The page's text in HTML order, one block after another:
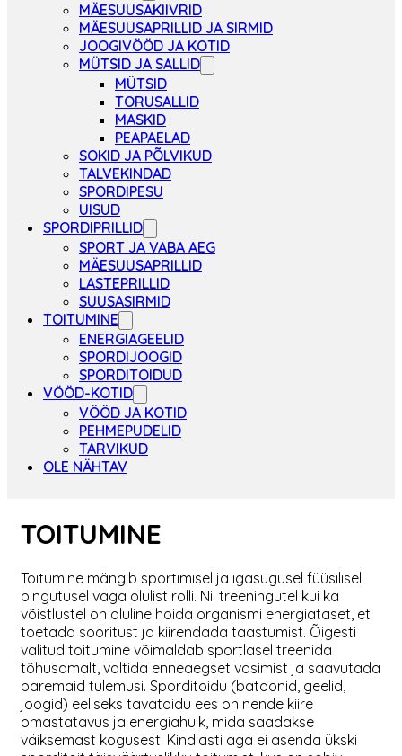
MÄESUUSAKIIVRID
MÄESUUSAPRILLID JA SIRMID
JOOGIVÖÖD JA KOTID
MÜTSID JA SALLID
MÜTSID
TORUSALLID
MASKID
PEAPAELAD
SOKID JA PÕLVIKUD
TALVEKINDAD
SPORDIPESU
UISUD
SPORDIPRILLID
SPORT JA VABA AEG
MÄESUUSAPRILLID
LASTEPRILLID
SUUSASIRMID
TOITUMINE
ENERGIAGEELID
SPORDIJOOGID
SPORDITOIDUD
VÖÖD-KOTID
VÖÖD JA KOTID
PEHMEPUDELID
TARVIKUD
OLE NÄHTAV
TOITUMINE
Toitumine mängib sportimisel ja igasugusel füüsilisel
pingutusel väga olulist rolli. Nii treeningutel kui ka
võistlustel on oluline hoida organismi energiataset, et
toetada sooritust ja kiirendada taastumist. Õigesti
valitud toitumine võimaldab sportlasel treenida
tõhusamalt, vältida enneaegset väsimist ja saavutada
paremaid tulemusi. Sporditoidu (batoonid, geelid,
joogid) eeliseks tavatoidu ees on nende kiire
omastatavus ja energiahulk, mida saadakse
väiksemast kogusest. Kindlasti aga ei asenda ükski